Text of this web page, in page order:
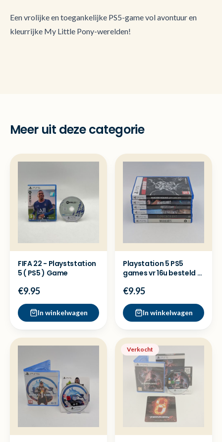
Een vrolijke en toegankelijke PS5-game vol avontuur en
kleurrijke My Little Pony-werelden!
Meer uit deze categorie
FIFA 22 - Playststation
5 ( PS5 ) Game
€9.95
In winkelwagen
Playstation 5 PS5
games vr 16u besteld =
€9.95
In winkelwagen
Verkocht